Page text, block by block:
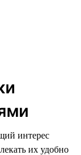
интерес
их удобно